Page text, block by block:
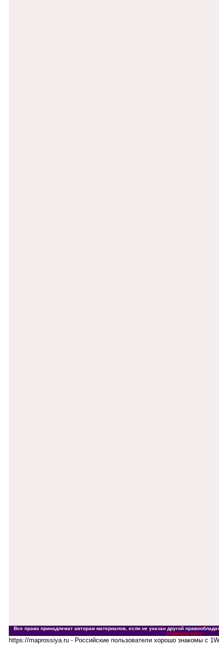
Все права принадлежат авторам материалов, если не указан другой
редакции сайта
https://maprossiya.ru - Российские пользователи хорошо знакомы с